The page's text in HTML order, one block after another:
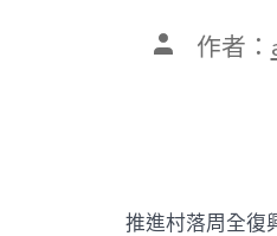
文 作者：
推進村落周全復